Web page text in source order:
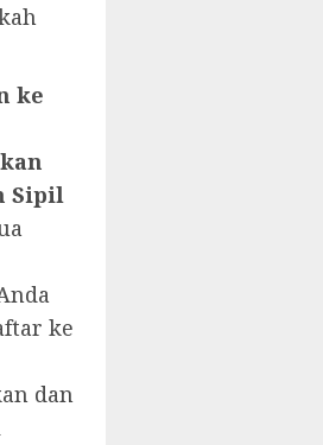
ke
Sipil
ke
dan